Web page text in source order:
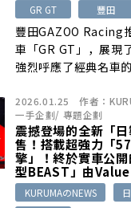
GR GT 豐田
豐田GAZOO Racing
車「GR GT」，展現
強烈呼應了經典名車
2026.01.25 作者：
一手企劃/ 專題企劃
震撼登場的全新「
售！搭載超強力「
擎」！終於實車公
型BEAST」由
KURUMAのNEWS